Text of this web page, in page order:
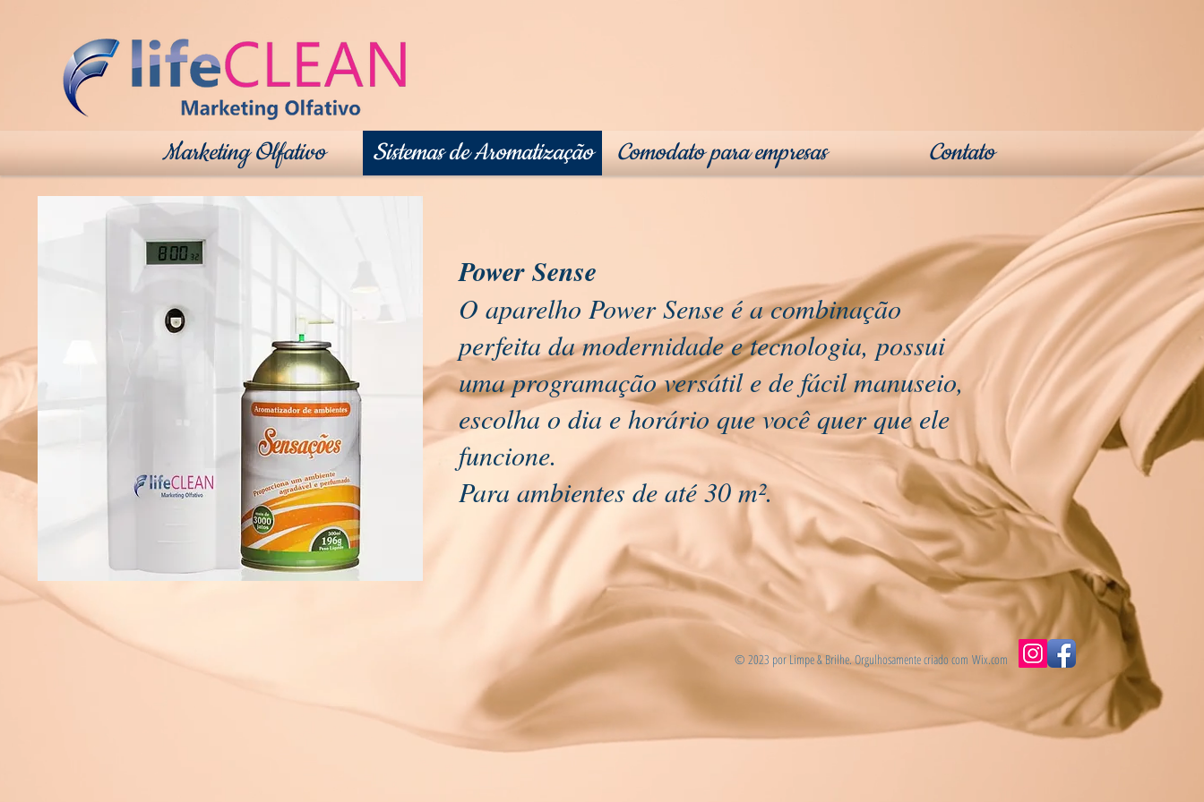
Marketing Olfativo Sistemas de Aromatização Comodato para empresas Contato
Power Sense
O aparelho Power Sense é a combinação
perfeita da modernidade e tecnologia, possui
uma programação versátil e de fácil manuseio,
escolha o dia e horário que você quer que ele
funcione.
Para ambientes de até 30 m².
© 2023 por Limpe & Brilhe. Orgulhosamente criado com Wix.com